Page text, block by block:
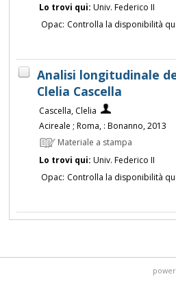
Lo trovi qui: Univ. Federico II
Opac: Controlla la disponibilità
Analisi longitudinale
Clelia Cascella
Cascella, Clelia
Acireale ; Roma, : Bonanno, 2013
Materiale a stampa
Lo trovi qui: Univ. Federico II
Opac: Controlla la disponibilità